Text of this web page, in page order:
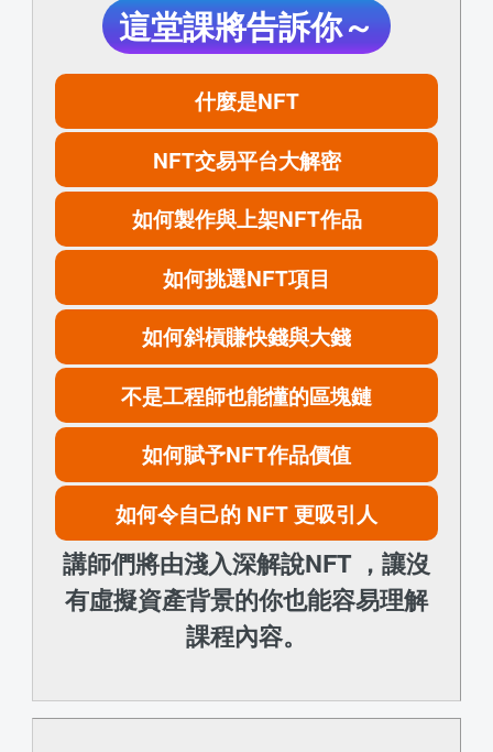
這堂課將告訴你～
什麼是NFT
NFT交易平台大解密
如何製作與上架NFT作品
如何挑選NFT項目
如何斜槓賺快錢與大錢
不是工程師也能懂的區塊鏈
如何賦予NFT作品價值
如何令自己的 NFT 更吸引人
講師們將由淺入深解說NFT ，讓沒
有虛擬資產背景的你也能容易理解
課程內容。